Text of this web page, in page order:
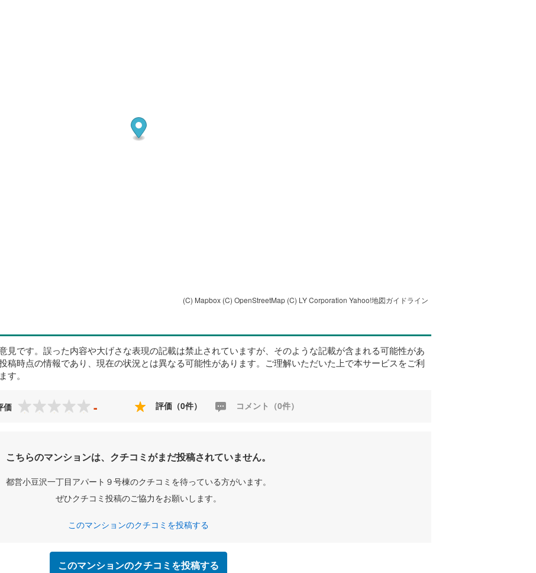
(C) Mapbox (C) OpenStreetMap (C) LY Corporation Yahoo!地図ガイドライン
見です。誤った内容や大げさな表現の記載は禁止されていますが、そのような記載が含まれる可能性があ
稿時点の情報であり、現在の状況とは異なる可能性があります。ご理解いただいた上で本サービスをご利
。
価 - 評価（0件） コメント（0件）
こちらのマンションは、クチコミがまだ投稿されていません。
都営小豆沢一丁目アパート９号棟のクチコミを待っている方がいます。
ぜひクチコミ投稿のご協力をお願いします。
このマンションのクチコミを投稿する
このマンションのクチコミを投稿する